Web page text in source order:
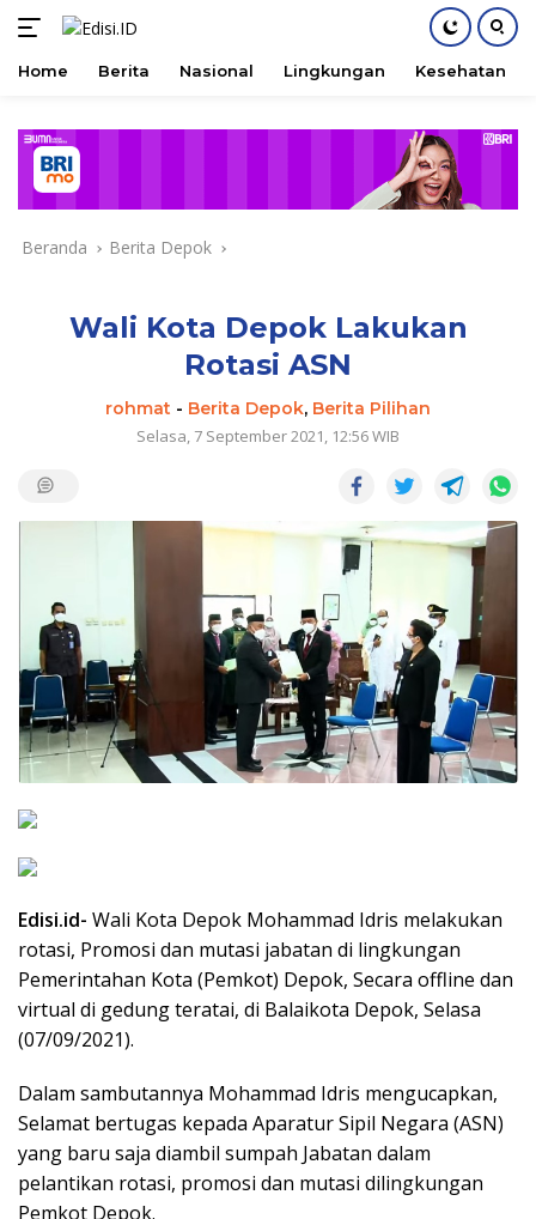
konten
Home Berita Nasional Lingkungan Kesehatan
Beranda Berita Depok
Wali Kota Depok Lakukan
Rotasi ASN
rohmat - Berita Depok, Berita Pilihan
Selasa, 7 September 2021, 12:56 WIB
Edisi.id- Wali Kota Depok Mohammad Idris melakukan
rotasi, Promosi dan mutasi jabatan di lingkungan
Pemerintahan Kota (Pemkot) Depok, Secara offline dan
virtual di gedung teratai, di Balaikota Depok, Selasa
(07/09/2021).
Dalam sambutannya Mohammad Idris mengucapkan,
Selamat bertugas kepada Aparatur Sipil Negara (ASN)
yang baru saja diambil sumpah Jabatan dalam
pelantikan rotasi, promosi dan mutasi dilingkungan
Pemkot Depok.